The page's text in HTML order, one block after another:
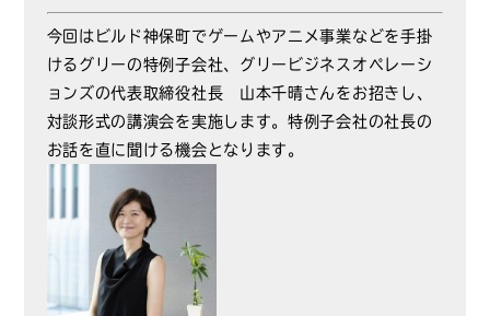
今回はビルド神保町でゲームやアニメ事業などを手掛
けるグリーの特例子会社、グリービジネスオペレーシ
ョンズの代表取締役社長 山本千晴さんをお招きし、
対談形式の講演会を実施します。特例子会社の社長の
お話を直に聞ける機会となります。